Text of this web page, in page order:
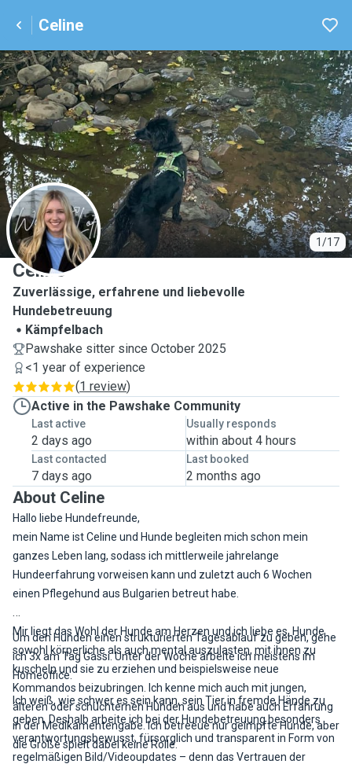
Celine
1/17
C
Celine
Zuverlässige, erfahrene und liebevolle
Hundebetreuung
Kämpfelbach
Pawshake sitter since October 2025
<1 year of experience
(1 review)
Active in the Pawshake Community
Last active
2 days ago
Usually responds
within about 4 hours
Last contacted
7 days ago
Last booked
2 months ago
About Celine
Hallo liebe Hundefreunde,
mein Name ist Celine und Hunde begleiten mich schon mein
ganzes Leben lang, sodass ich mittlerweile jahrelange
Hundeerfahrung vorweisen kann und zuletzt auch 6 Wochen
einen Pflegehund aus Bulgarien betreut habe.
Mir liegt das Wohl der Hunde am Herzen und ich liebe es, Hunde
sowohl körperliche als auch mental auszulasten, mit ihnen zu
kuscheln und sie zu erziehen und beispielsweise neue
Kommandos beizubringen. Ich kenne mich auch mit jungen,
älteren oder schüchternen Hunden aus und habe auch Erfahrung
in der Medikamentengabe. Ich betreeue nur geimpfte Hunde, aber
die Größe spielt dabei keine Rolle.
Um den Hunden einen strukturierten Tagesablauf zu geben, gehe
ich 3x am Tag Gassi. Unter der Woche arbeite ich meistens im
Homeoffice.
Ich weiß, wie schwer es sein kann, sein Tier in fremde Hände zu
geben. Deshalb arbeite ich bei der Hundebetreuung besonders
verantwortungsbewusst, fürsorglich und transparent in Form von
regelmäßigen Bild/Videoupdates – denn das Vertrauen der